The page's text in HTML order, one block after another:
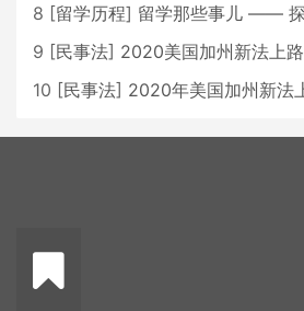
8 [留学历程] 留学那些事儿 —— 探秘加州理
9 [民事法] 2020美国加州新法上路
10 [民事法] 2020年美国加州新法